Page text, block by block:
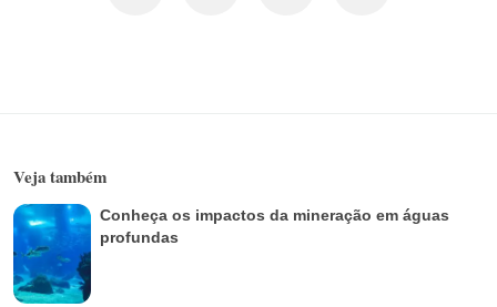
Veja também
Conheça os impactos da mineração em águas
profundas